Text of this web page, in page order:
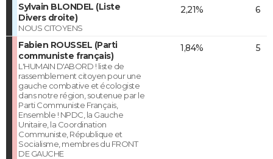
Sylvain BLONDEL (Liste
Divers droite)
NOUS CITOYENS
2,21% 6
Fabien ROUSSEL (Parti
communiste français)
L'HUMAIN D'ABORD ! liste de
rassemblement citoyen pour une
gauche combative et écologiste
dans notre région, soutenue par le
Parti Communiste Français,
Ensemble ! NPDC, la Gauche
Unitaire, la Coordination
Communiste, République et
Socialisme, membres du FRONT
DE GAUCHE
1,84% 5